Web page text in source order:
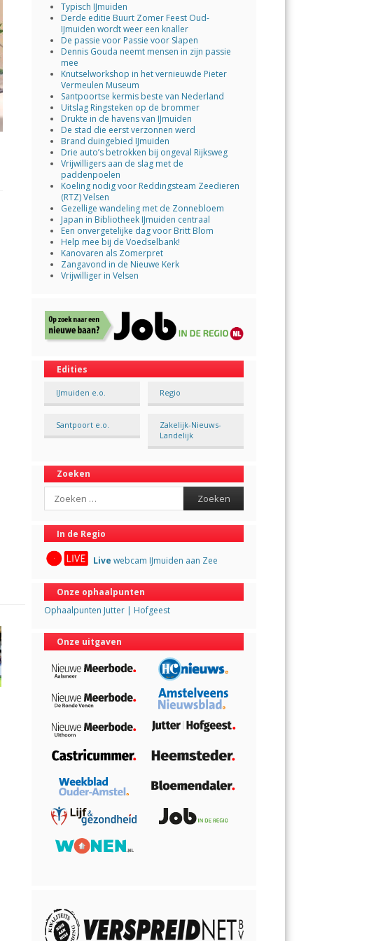
Typisch IJmuiden
Derde editie Buurt Zomer Feest Oud-
IJmuiden wordt weer een knaller
De passie voor Passie voor Slapen
Dennis Gouda neemt mensen in zijn passie
mee
Knutselworkshop in het vernieuwde Pieter
Vermeulen Museum
Santpoortse kermis beste van Nederland
Uitslag Ringsteken op de brommer
Drukte in de havens van IJmuiden
De stad die eerst verzonnen werd
Brand duingebied IJmuiden
Drie auto’s betrokken bij ongeval Rijksweg
Vrijwilligers aan de slag met de
paddenpoelen
Koeling nodig voor Reddingsteam Zeedieren
(RTZ) Velsen
Gezellige wandeling met de Zonnebloem
Japan in Bibliotheek IJmuiden centraal
Een onvergetelijke dag voor Britt Blom
Help mee bij de Voedselbank!
Kanovaren als Zomerpret
Zangavond in de Nieuwe Kerk
Vrijwilliger in Velsen
Edities
IJmuiden e.o. Regio
Santpoort e.o.
Zakelijk-Nieuws-
Landelijk
Zoeken
Search
In de Regio
Live webcam IJmuiden aan Zee
Onze ophaalpunten
Ophaalpunten Jutter | Hofgeest
Onze uitgaven